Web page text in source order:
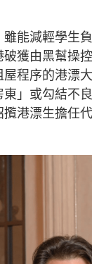
雖能減輕學生
破獲由黑幫操
程序的港漂
」或勾結不
攬港漂生擔任